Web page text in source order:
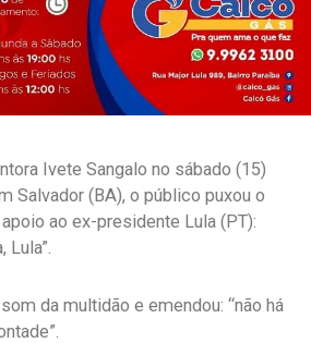
Ivete Sangalo no sábado (15)
Salvador (BA), o público puxou o
ao ex-presidente Lula (PT):
Lula”.
da multidão e emendou: “não há